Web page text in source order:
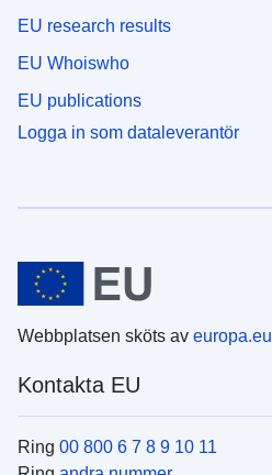
EU research results
EU Whoiswho
EU publications
Logga in som dataleverantör
Webbplatsen sköts av europa.eu
Kontakta EU
Ring 00 800 6 7 8 9 10 11